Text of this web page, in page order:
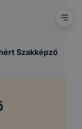
Szakképző